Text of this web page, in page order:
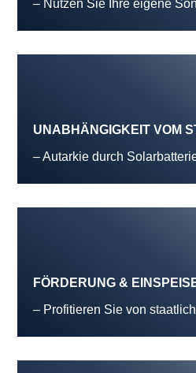
– Nutzen Sie Ihre eigene
UNABHÄNGIGKEIT VOM
– Autarkie durch
FÖRDERUNG &
– Profitieren Sie von